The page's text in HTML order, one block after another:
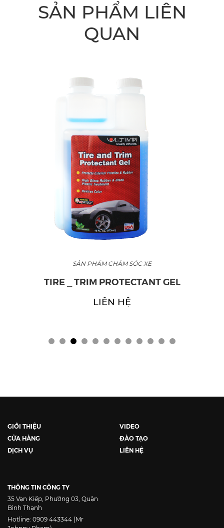
SẢN PHẨM LIÊN
QUAN
SẢN PHẨM CHĂM SÓC XE
TIRE _ TRIM PROTECTANT GEL
LIÊN HỆ
GIỚI THIỆU
CỬA HÀNG
DỊCH VỤ
VIDEO
ĐÀO TẠO
LIÊN HỆ
THÔNG TIN CÔNG TY
35 Vạn Kiếp, Phường 03, Quận
Bình Thạnh
Hotline: 0909 443344 (Mr